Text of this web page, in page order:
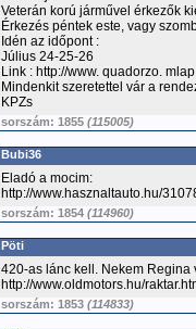
Veterán korú járművel érkezők
Érkezés péntek este, vagy
Idén az időpont :
Július 24-25-26
Link : http://www. quadorzo.
Mindenkit szeretettel vár a
KPZs
sorszám: 1855 (115005)
Bubi36
Eladó a mocim:
http://www.hasznaltauto.hu/
sorszám: 1854 (114960)
Pöti
420-as lánc kell. Nekem Regina
http://www.oldmotors.hu/
sorszám: 1853 (114833)